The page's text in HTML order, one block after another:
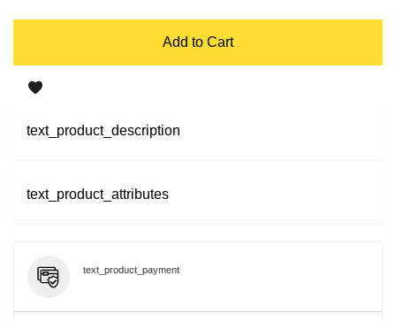
Add to Cart
text_product_description
text_product_attributes
text_product_payment